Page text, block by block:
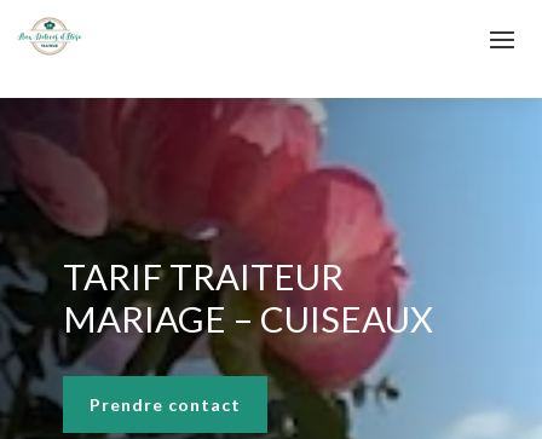
TARIF TRAITEUR
MARIAGE – CUISEAUX
Prendre contact